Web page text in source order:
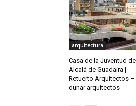
arquitectura
Casa de la Juventud de
Alcalá de Guadaíra |
Retuerto Arquitectos –
dunar arquitectos